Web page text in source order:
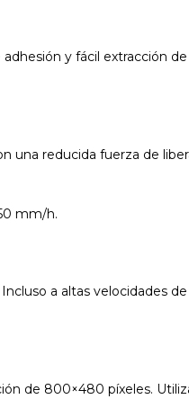
y fácil extracción
una reducida fuerza de
mm/h.
a altas velocidades
de 800×480 píxeles.